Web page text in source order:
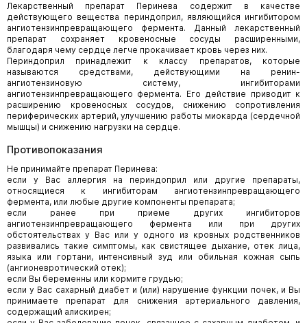
Лекарственный препарат Перинева содержит в качестве
действующего вещества периндоприл, являющийся ингибитором
ангиотензинпревращающего фермента. Данный лекарственный
препарат сохраняет кровеносные сосуды расширенными,
благодаря чему сердце легче прокачивает кровь через них.
Периндоприл принадлежит к классу препаратов, которые
называются средствами, действующими на ренин-
ангиотензиновую систему, ингибиторами
ангиотензинпревращающего фермента. Его действие приводит к
расширению кровеносных сосудов, снижению сопротивления
периферических артерий, улучшению работы миокарда (сердечной
мышцы) и снижению нагрузки на сердце.
Противопоказания
Не принимайте препарат Перинева:
если у Вас аллергия на периндоприл или другие препараты,
относящиеся к ингибиторам ангиотензинпревращающего
фермента, или любые другие компоненты препарата;
если ранее при приеме других ингибиторов
ангиотензинпревращающего фермента или при других
обстоятельствах у Вас или у одного из кровных родственников
развивались такие симптомы, как свистящее дыхание, отек лица,
языка или гортани, интенсивный зуд или обильная кожная сыпь
(ангионевротический отек);
если Вы беременны или кормите грудью;
если у Вас сахарный диабет и (или) нарушение функции почек, и Вы
принимаете препарат для снижения артериального давления,
содержащий алискирен;